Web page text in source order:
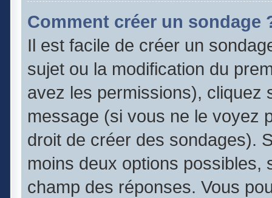
Comment créer un sondage
Il est facile de créer un
sujet ou la modification du
avez les permissions), cliquez
message (si vous ne le voyez
droit de créer des sondages).
moins deux options possibles,
champ des réponses. Vous